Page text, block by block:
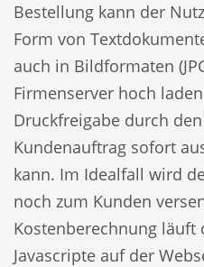
Bestellung kann der
Form von
auch in Bildformaten
Firmenserver hoch
Druckfreigabe durch
Kundenauftrag sofort
kann. Im Idealfall wird
noch zum Kunden
Kostenberechnung
Javascripte auf der